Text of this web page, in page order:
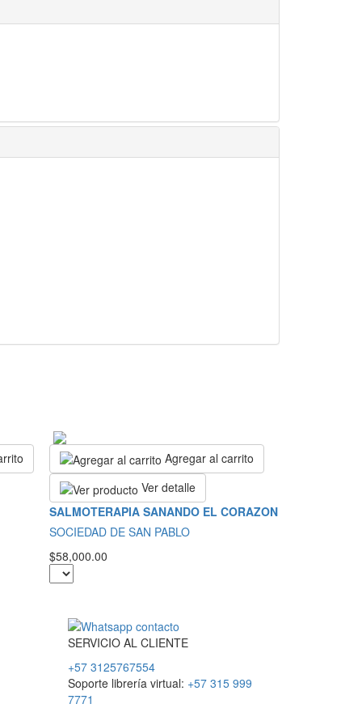
Agregar al carrito
Ver detalle
SALMOTERAPIA SANANDO EL CORAZON
SOCIEDAD DE SAN PABLO
$58,000.00
SERVICIOAL CLIENTE
+57 3125767554
Soporte librería virtual: +57 315 999
7771